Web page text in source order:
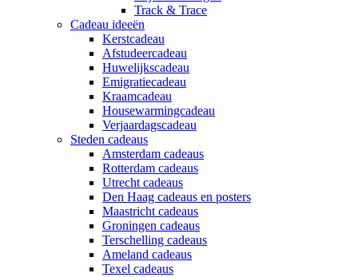
Track & Trace
Cadeau ideeën
Kerstcadeau
Afstudeercadeau
Huwelijkscadeau
Emigratiecadeau
Kraamcadeau
Housewarmingcadeau
Verjaardagscadeau
Steden cadeaus
Amsterdam cadeaus
Rotterdam cadeaus
Utrecht cadeaus
Den Haag cadeaus en posters
Maastricht cadeaus
Groningen cadeaus
Terschelling cadeaus
Ameland cadeaus
Texel cadeaus